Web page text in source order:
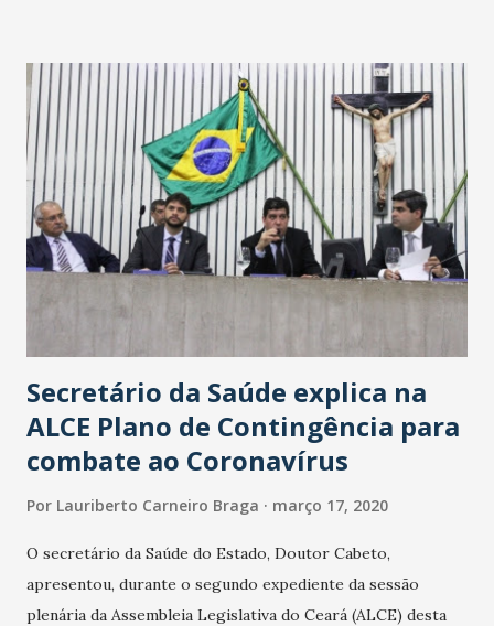
Secretário da Saúde explica na
ALCE Plano de Contingência para
combate ao Coronavírus
Por Lauriberto Carneiro Braga março 17, 2020
O secretário da Saúde do Estado, Doutor Cabeto,
apresentou, durante o segundo expediente da sessão
plenária da Assembleia Legislativa do Ceará (ALCE) desta